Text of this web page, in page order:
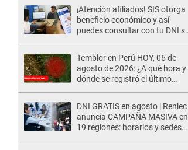
¡Atención afiliados! SIS otorga
beneficio económico y así
puedes consultar con tu DNI si
Temblor en Perú HOY, 06 de
agosto de 2026: ¿A qué hora y
dónde se registró el último
DNI GRATIS en agosto | Reniec
anuncia CAMPAÑA MASIVA en
19 regiones: horarios y sedes